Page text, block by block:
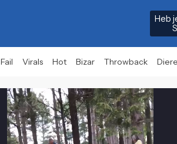
Heb
Fail Virals Hot Bizar Throwback